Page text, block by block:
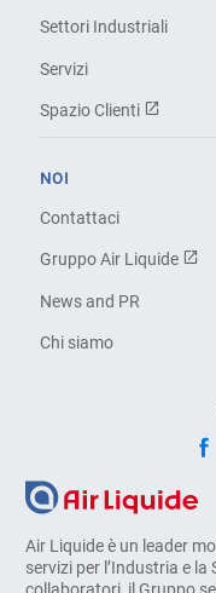
Air Liquide è un leader
servizi per l’Industria e
Settori Industriali
Servizi
Spazio Clienti
NOI
Contattaci
Gruppo Air Liquide
News and PR
Chi siamo